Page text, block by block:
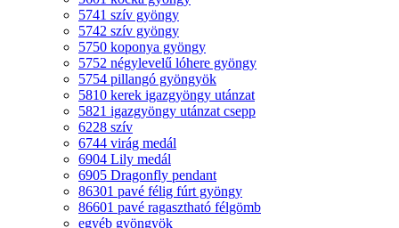
5741 szív gyöngy
5742 szív gyöngy
5750 koponya gyöngy
5752 négylevelű lóhere gyöngy
5754 pillangó gyöngyök
5810 kerek igazgyöngy utánzat
5821 igazgyöngy utánzat csepp
6228 szív
6744 virág medál
6904 Lily medál
6905 Dragonfly pendant
86301 pavé félig fúrt gyöngy
86601 pavé ragasztható félgömb
egyéb gyöngyök